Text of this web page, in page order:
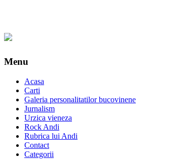
Menu
Acasa
Carti
Galeria personalitatilor bucovinene
Jurnalism
Urzica vieneza
Rock Andi
Rubrica lui Andi
Contact
Categorii